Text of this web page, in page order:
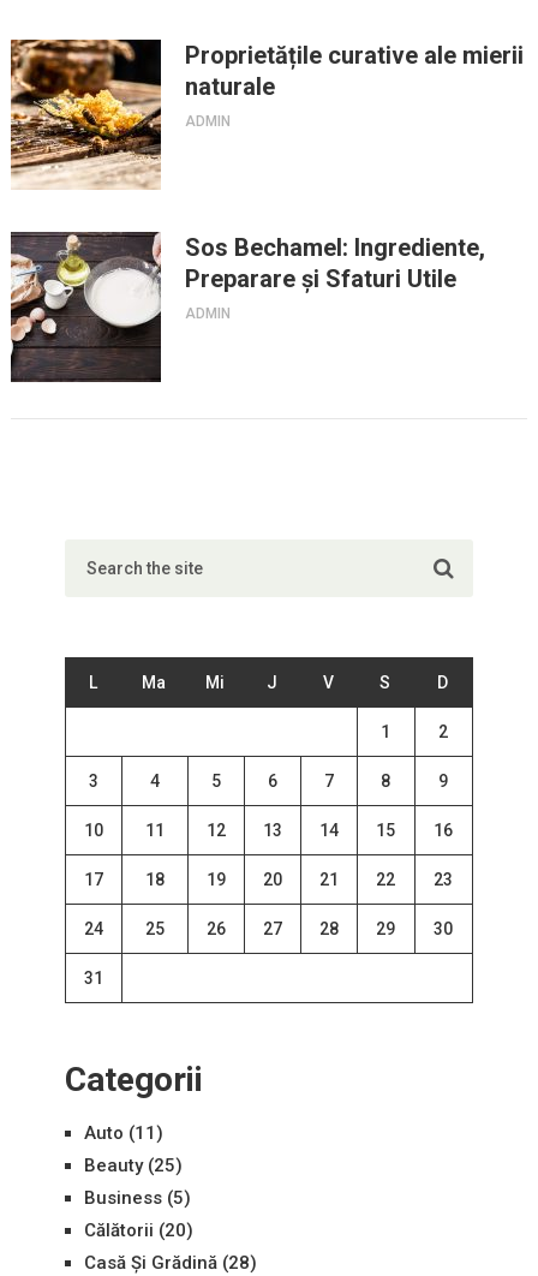
Proprietățile curative ale mierii
naturale
ADMIN
Sos Bechamel: Ingrediente,
Preparare și Sfaturi Utile
ADMIN
L Ma Mi J V S D
1 2
3 4 5 6 7 8 9
10 11 12 13 14 15 16
17 18 19 20 21 22 23
24 25 26 27 28 29 30
31
Categorii
Auto (11)
Beauty(25)
Business(5)
Călătorii (20)
Casă Și Grădină(28)